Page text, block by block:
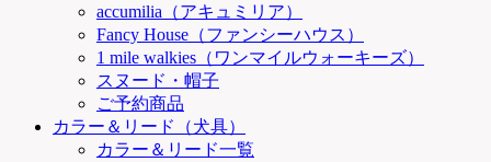
accumilia（アキュミリア）
Fancy House（ファンシーハウス）
1 mile walkies（ワンマイルウォーキーズ）
スヌード・帽子
ご予約商品
カラー＆リード（犬具）
カラー＆リード一覧